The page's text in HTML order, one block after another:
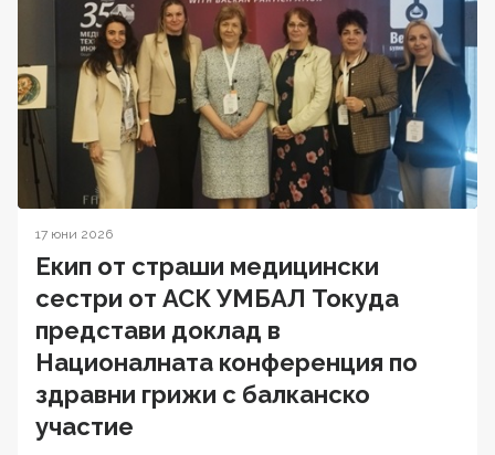
17 юни 2026
Екип от страши медицински
сестри от АСК УМБАЛ Токуда
представи доклад в
Националната конференция по
здравни грижи с балканско
участие